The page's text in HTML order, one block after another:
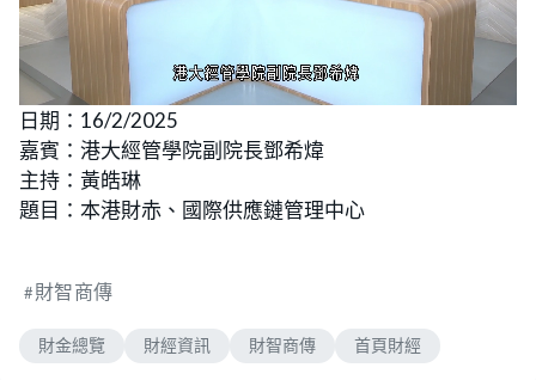
n
m
t
e
o
a
d
e
d
.
0
日期：16/2/2025
嘉賓：港大經管學院副院長鄧希煒
主持：黃皓琳
題目：本港財赤、國際供應鏈管理中心
財智商傳
財金總覽 財經資訊 財智商傳 首頁財經